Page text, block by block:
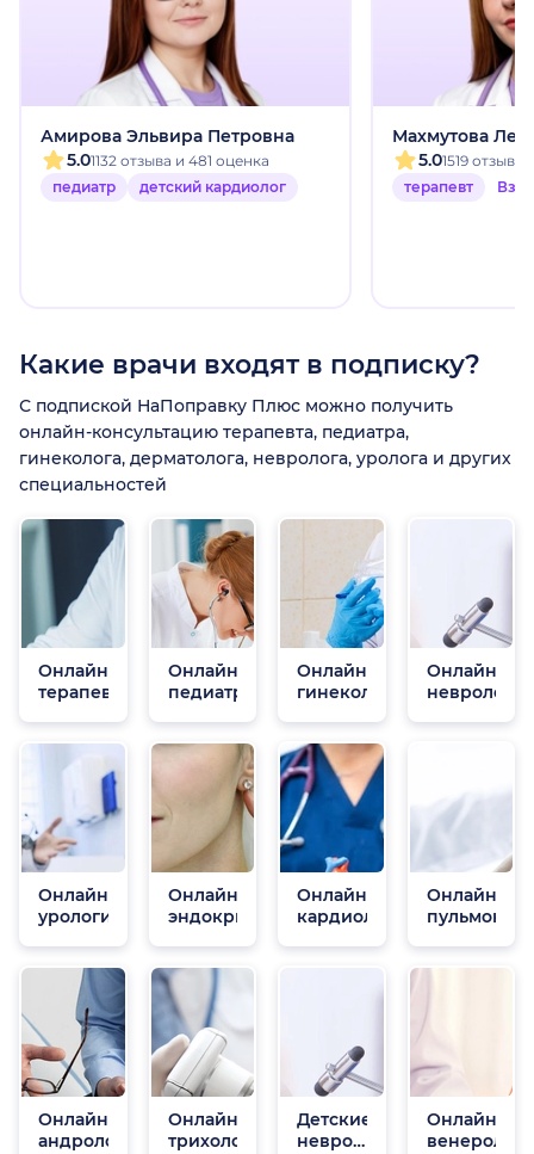
Амирова Эльвира Петровна
5.01132 отзыва и 481 оценка
педиатр
детский кардиолог
Махмутова
5.01519
терапевт
Какие врачи входят в подписку?
С подпиской НаПоправку Плюс можно получить
онлайн-консультацию терапевта, педиатра,
гинеколога, дерматолога, невролога, уролога и других
специальностей
Онлайн
терапевты
Онлайн
педиатры
Онлайн
гинекологи
Онлайн
неврологи
Онлайн
урологи
Онлайн
эндокринологи
Онлайн
кардиологи
Онлайн
Онлайн
андрологи
Онлайн
трихологи
Детские
неврологи
Онлайн
венерологи